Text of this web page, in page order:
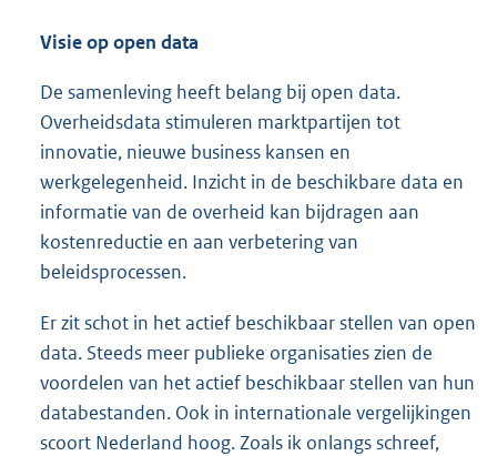
Visie op open data
De samenleving heeft belang bij open data.
Overheidsdata stimuleren marktpartijen tot
innovatie, nieuwe business kansen en
werkgelegenheid. Inzicht in de beschikbare data en
informatie van de overheid kan bijdragen aan
kostenreductie en aan verbetering van
beleidsprocessen.
Er zit schot in het actief beschikbaar stellen van open
data. Steeds meer publieke organisaties zien de
voordelen van het actief beschikbaar stellen van hun
databestanden. Ook in internationale vergelijkingen
scoort Nederland hoog. Zoals ik onlangs schreef,